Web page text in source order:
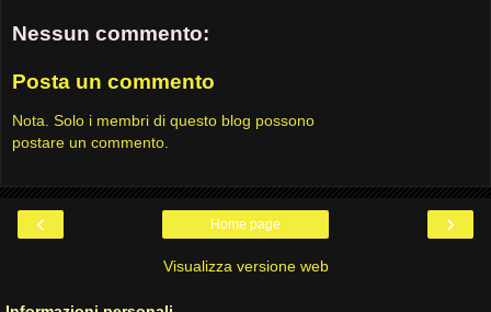
Nessun commento:
Posta un commento
Nota. Solo i membri di questo blog possono
postare un commento.
‹ ›
Home page
Visualizza versione web